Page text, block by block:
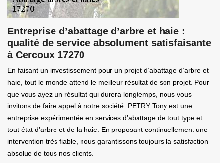
Entreprise d’abattage d’arbre et haie :
qualité de service absolument satisfaisante
à Cercoux 17270
En faisant un investissement pour un projet d’abattage d’arbre et
haie, tout le monde attend le meilleur résultat de son projet. Pour
que vous ayez un résultat qui durera longtemps, nous vous
invitons de faire appel à notre société. PETRY Tony est une
entreprise expérimentée en services d’abattage de tout type et
tout état d’arbre et de la haie. En proposant continuellement une
intervention très fiable, nous garantissons toujours la satisfaction
absolue de tous nos clients.